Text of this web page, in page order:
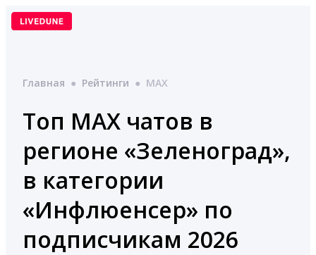
Перейти
Главная ● Рейтинги ● MAX
Топ MAX чатов в
регионе «Зеленоград»,
в категории
«Инфлюенсер» по
подписчикам 2026